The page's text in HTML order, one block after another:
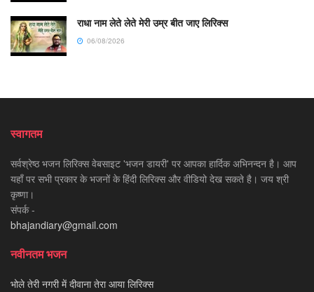
राधा नाम लेते लेते मेरी उम्र बीत जाए लिरिक्स
06/08/2026
स्वागतम
सर्वश्रेष्ठ भजन लिरिक्स वेबसाइट 'भजन डायरी' पर आपका हार्दिक अभिनन्दन है। आप
यहाँ पर सभी प्रकार के भजनों के हिंदी लिरिक्स और वीडियो देख सकते है। जय श्री
कृष्णा।
संपर्क -
bhajandiary@gmail.com
नवीनतम भजन
भोले तेरी नगरी में दीवाना तेरा आया लिरिक्स